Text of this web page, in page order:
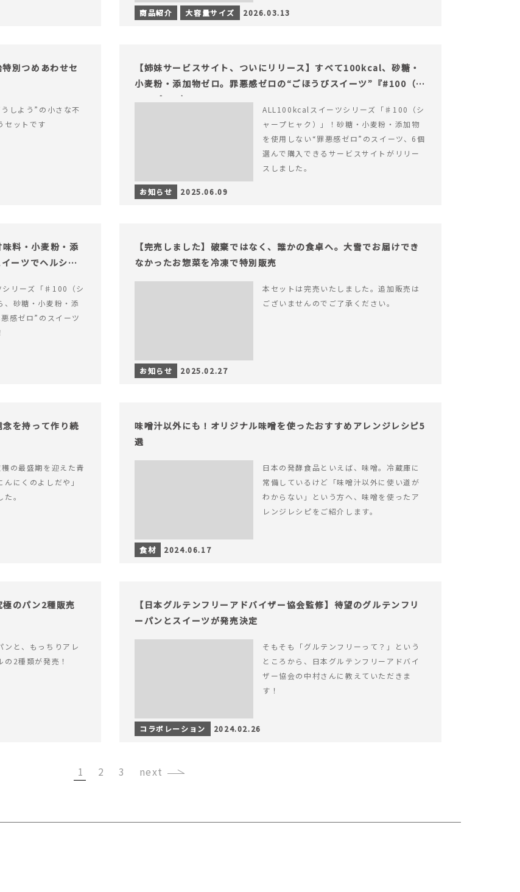
商品紹介 大容量サイズ 2026.03.13
別つめあわせセ
しよう”の小さな不
セットです
【姉妹サービスサイト、ついにリリース】すべて100kcal、砂糖・
小麦粉・添加物ゼロ。罪悪感ゼロの“ごほうびスイーツ”『#100（シ
ャープ100）』
ALL100kcalスイーツシリーズ「♯100（シ
ャープヒャク）」！砂糖・小麦粉・添加物
を使用しない“罪悪感ゼロ”のスイーツ、6個
選んで購入できるサービスサイトがリリー
スしました。
お知らせ 2025.06.09
料・小麦粉・添
ーツでヘルシー
リーズ「♯100（シ
、砂糖・小麦粉・添
感ゼロ”のスイーツ
【完売しました】破棄ではなく、誰かの食卓へ。大雪でお届けでき
なかったお惣菜を冷凍で特別販売
本セットは完売いたしました。追加販売は
ございませんのでご了承ください。
お知らせ 2025.02.27
を持って作り続
の最盛期を迎えた青
にくのよしだや」
。
味噌汁以外にも！オリジナル味噌を使ったおすすめアレンジレシピ5
選
日本の発酵食品といえば、味噌。冷蔵庫に
常備しているけど「味噌汁以外に使い道が
わからない」という方へ、味噌を使ったア
レンジレシピをご紹介します。
食材 2024.06.17
極のパン2種販売
ンと、もっちりアレ
の2種類が発売！
【日本グルテンフリーアドバイザー協会監修】待望のグルテンフリ
ーパンとスイーツが発売決定
そもそも「グルテンフリーって？」という
ところから、日本グルテンフリーアドバイ
ザー協会の中村さんに教えていただきま
す！
コラボレーション 2024.02.26
1 2 3 ›